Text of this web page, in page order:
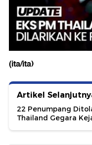
(ita/ita)
Artikel
22 Penumpang
Thailand Gegara